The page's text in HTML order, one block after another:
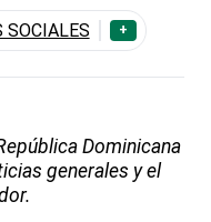
SOCIALES +
Dominicana
generales y el